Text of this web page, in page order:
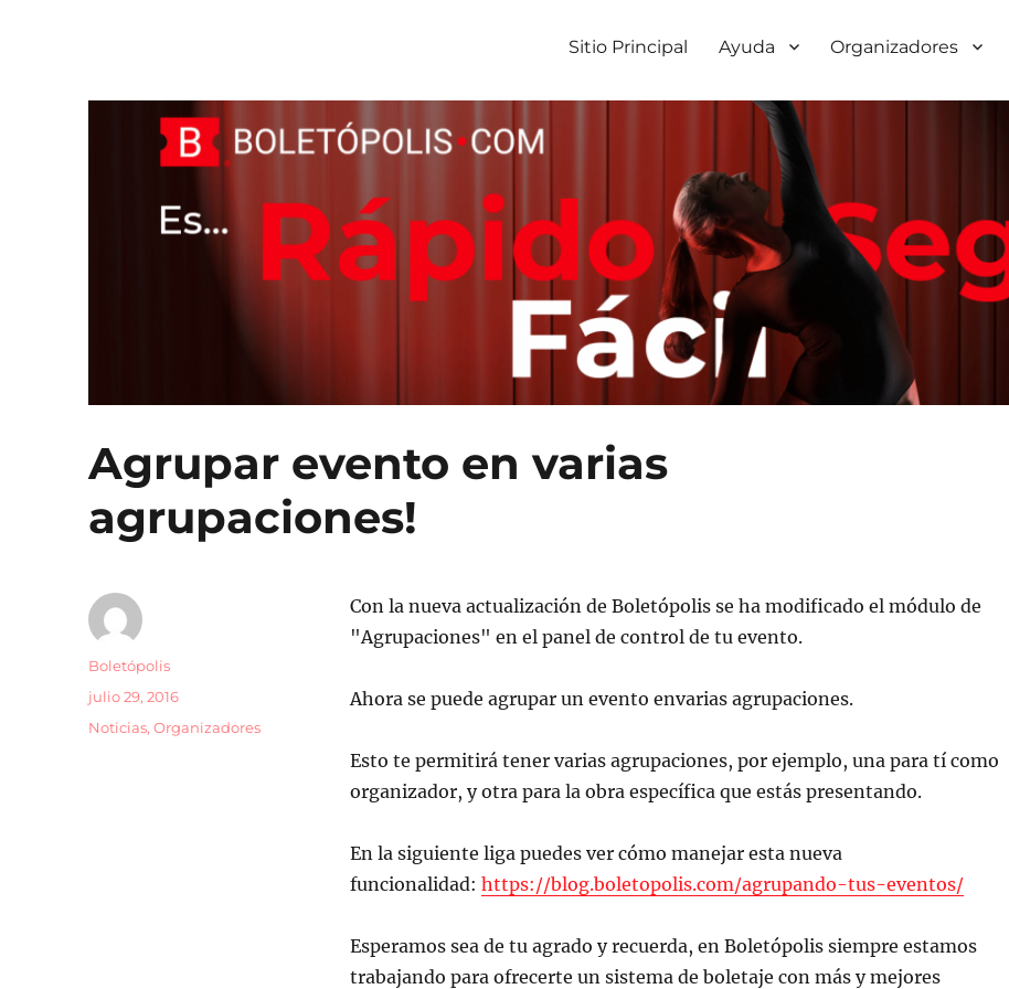
Sitio Principal Ayuda Organizadores
Agrupar evento en varias
agrupaciones!
Con la nueva actualización de Boletópolis se ha modificado el módulo de
"Agrupaciones" en el panel de control de tu evento.
Ahora se puede agrupar un evento envarias agrupaciones.
Esto te permitirá tener varias agrupaciones, por ejemplo, una para tí como
organizador, y otra para la obra específica que estás presentando.
En la siguiente liga puedes ver cómo manejar esta nueva
funcionalidad: https://blog.boletopolis.com/agrupando-tus-eventos/
Esperamos sea de tu agrado y recuerda, en Boletópolis siempre estamos
trabajando para ofrecerte un sistema de boletaje con más y mejores
Autor
Boletópolis
Publicado
julio 29, 2016
Categorías
Noticias,Organizadores